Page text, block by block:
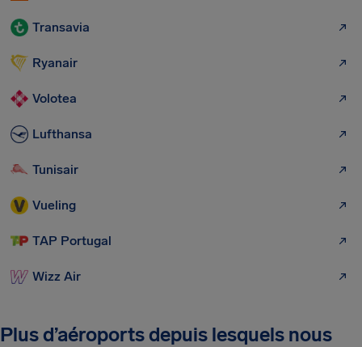
Transavia
Ryanair
Volotea
Lufthansa
Tunisair
Vueling
TAP Portugal
Wizz Air
Plus d’aéroports depuis lesquels nous